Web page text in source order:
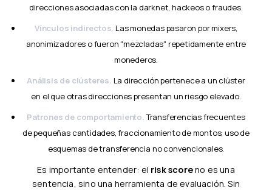
direcciones asociadas con la darknet, hackeos o fraudes.
Vínculos indirectos. Las monedas pasaron por mixers,
anonimizadores o fueron "mezcladas" repetidamente entre
monederos.
Análisis de clústeres. La dirección pertenece a un clúster
en el que otras direcciones presentan un riesgo elevado.
Patrones de comportamiento.Transferencias frecuentes
de pequeñas cantidades, fraccionamiento de montos, uso de
esquemas de transferencia no convencionales.
Es importante entender: el risk scoreno es una
sentencia, sino una herramienta de evaluación. Sin